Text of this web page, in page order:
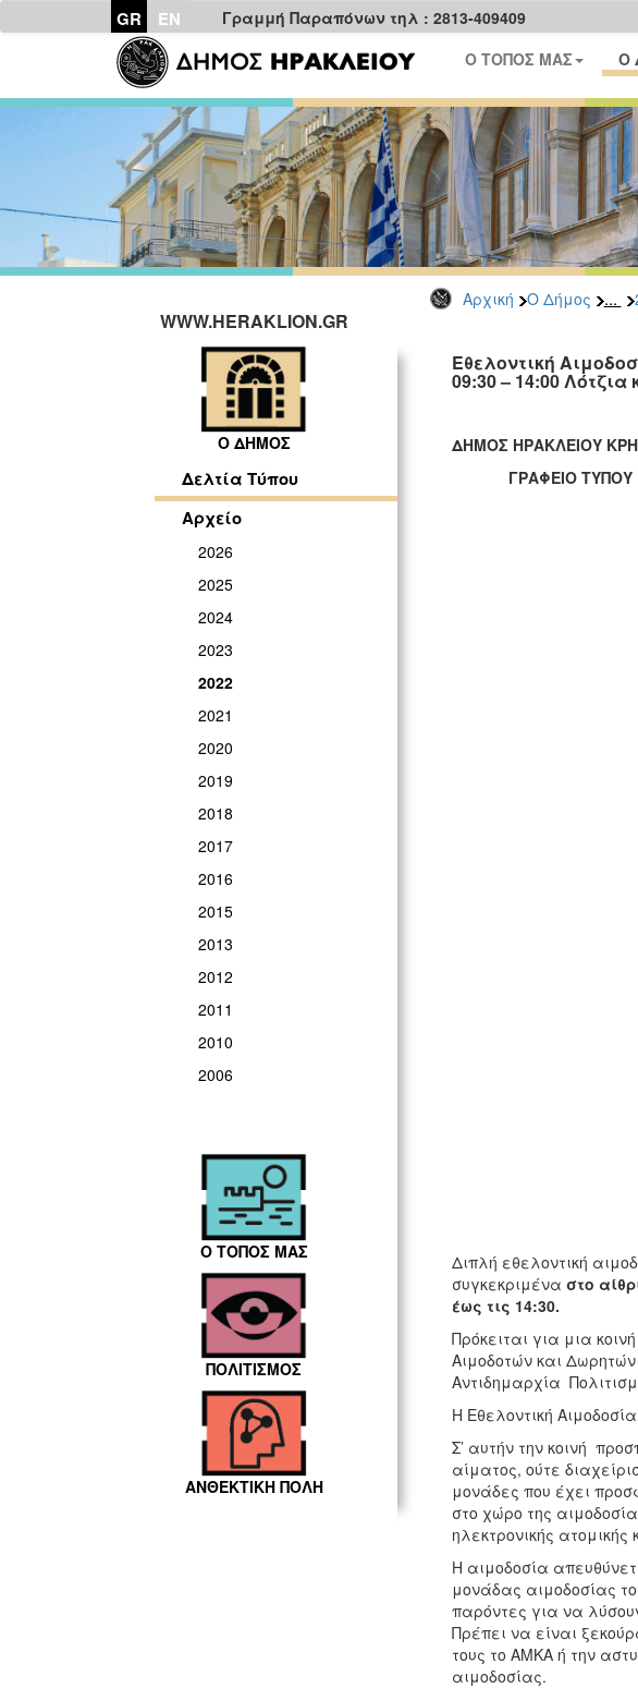
GR EN Γραμμή Παραπόνων τηλ : 2813-409409
Ο ΤΟΠΟΣ ΜΑΣ Ο
Αρχική Ο Δήμος ...
WWW.HERAKLION.GR
Ο ΔΗΜΟΣ
Δελτία Τύπου
Αρχείο
2026
2025
2024
2023
2022
2021
2020
2019
2018
2017
2016
2015
2013
2012
2011
2010
2006
Ο ΤΟΠΟΣ ΜΑΣ
ΠΟΛΙΤΙΣΜΟΣ
ΑΝΘΕΚΤΙΚΗ ΠΟΛΗ
Εθελοντική
09:30 – 14:00
ΔΗΜΟΣ ΗΡΑΚΛΕΙΟΥ
ΓΡΑΦΕΙΟ ΤΥΠΟΥ
Διπλή εθελοντική
συγκεκριμένα στο
έως τις 14:30.
Πρόκειται για μια
Αιμοδοτών και
Αντιδημαρχία
Η Εθελοντική
Σ’ αυτήν την κοινή
αίματος, ούτε
μονάδες που έχει
στο χώρο της
ηλεκτρονικής
Η αιμοδοσία
μονάδας αιμοδοσίας
παρόντες για να
Πρέπει να είναι
τους το ΑΜΚΑ ή την
αιμοδοσίας.